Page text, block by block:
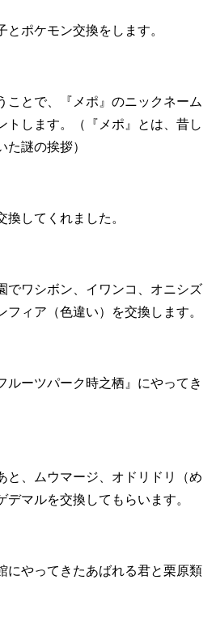
とポケモン交換をします。
ことで、『メポ』のニックネーム
トします。（『メポ』とは、昔し
た謎の挨拶）
してくれました。
でワシボン、イワンコ、オニシズ
フィア（色違い）を交換します。
ルーツパーク時之栖』にやってき
と、ムウマージ、オドリドリ（め
デマルを交換してもらいます。
にやってきたあばれる君と栗原類